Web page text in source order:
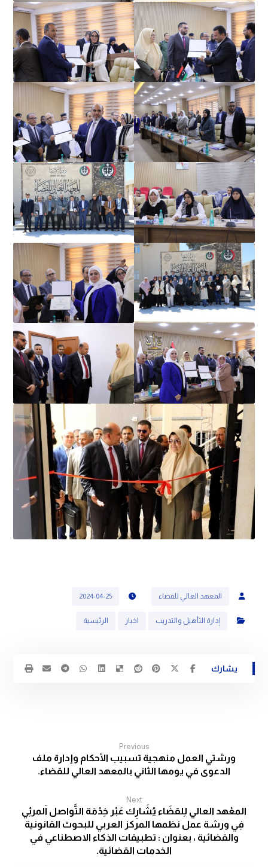
المعهد العالي للقضاء 2024-04-25
إدارة التأهيل والتدريب اخبار الرئيسية
Previous
ورشتي العمل منهجية تسبيب الأحكام وإدارة ملف
الدعوى في يومها الثاني بالمعهد العالي للقضاء.
Next
المعْهد العالي لِلقضَاء يُشَارِك عَبْر خِدْمَة التَّواصل اَلمرئِي
فِي ورشة عمل نظمها المركز العربي للبحوث القانونية
والقضائية ، بعنوان : تطبيقات الذكاء الاصطناعي في
الخدمات القضائية.